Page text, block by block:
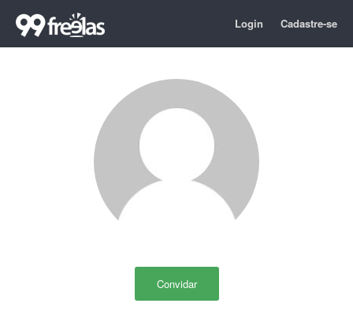
Login Cadastre-se
Convidar